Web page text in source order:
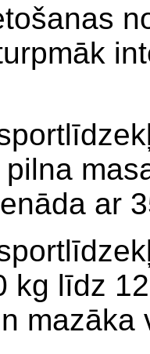
ar
kg līdz